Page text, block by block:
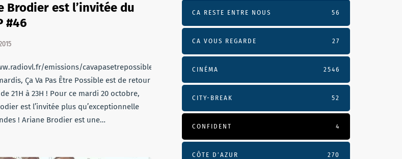
Brodier est l’invitée du
#46
emissions/cavapasetrepossible/cvpep46.mp3Comme
Ça Va Pas Être Possible est de retour
21H à 23H ! Pour ce mardi 20 octobre,
est l’invitée plus qu’exceptionnelle
! Ariane Brodier est une…
CA RESTE ENTRE NOUS 56
CA VOUS REGARDE 27
CINÉMA 2546
CITY-BREAK 52
CONFIDENT 4
CÔTE D’AZUR 270